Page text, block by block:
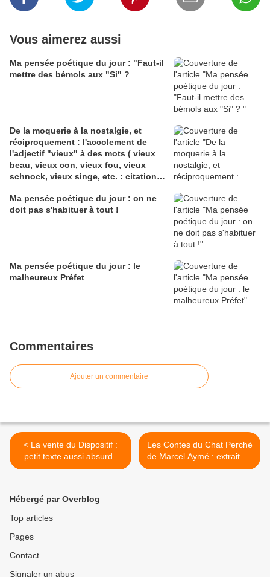
Vous aimerez aussi
Ma pensée poétique du jour : "Faut-il
mettre des bémols aux "Si" ?
De la moquerie à la nostalgie, et
réciproquement : l'accolement de
l'adjectif "vieux" à des mots ( vieux
beau, vieux con, vieux fou, vieux
schnock, vieux singe, etc. : citations,
Ma pensée poétique du jour : on ne
doit pas s'habituer à tout !
Ma pensée poétique du jour : le
malheureux Préfet
Commentaires
Ajouter un commentaire
< La vente du Dispositif :
petit texte aussi absurde
que réaliste sur nos failles
Les Contes du Chat Perché
de Marcel Aymé : extrait du
conte "Le canard et la
Hébergé par Overblog
Top articles
Pages
Contact
Signaler un abus